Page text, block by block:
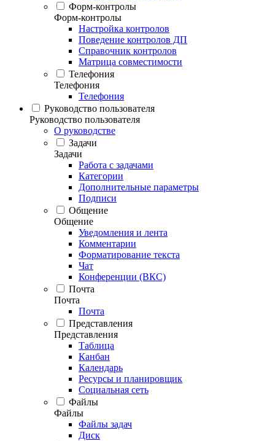
Форм-контролы
Форм-контролы
Настройка контролов
Поведение контролов ДП
Справочник контролов
Матрица совместимости
Телефония
Телефония
Телефония
Руководство пользователя
Руководство пользователя
О руководстве
Задачи
Задачи
Работа с задачами
Категории
Дополнительные параметры
Подписи
Общение
Общение
Уведомления и лента
Комментарии
Форматирование текста
Чат
Конференции (ВКС)
Почта
Почта
Почта
Представления
Представления
Таблица
Канбан
Календарь
Ресурсы и планировщик
Социальная сеть
Файлы
Файлы
Файлы задач
Диск